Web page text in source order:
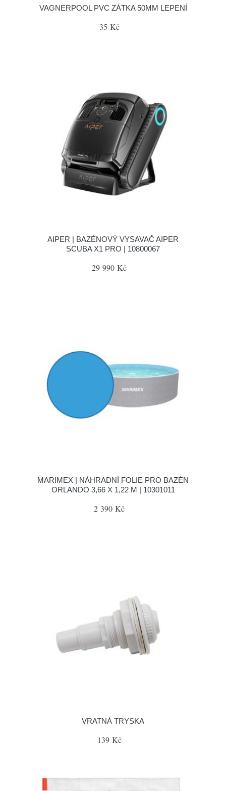
VAGNERPOOL PVC ZÁTKA 50MM LEPENÍ
35 Kč
AIPER | BAZÉNOVÝ VYSAVAČ AIPER
SCUBA X1 PRO | 10800067
29 990 Kč
MARIMEX | NÁHRADNÍ FOLIE PRO BAZÉN
ORLANDO 3,66 X 1,22 M | 10301011
2 390 Kč
VRATNÁ TRYSKA
139 Kč